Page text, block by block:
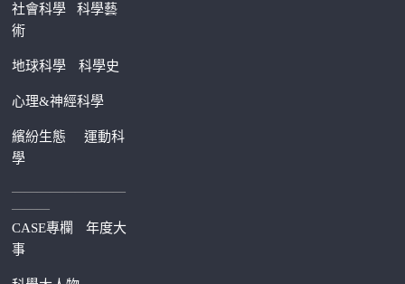
社會科學科學藝
術
地球科學 科學史
心理&神經科學
繽紛生態運動科
學
—————————
———
CASE專欄
年度大
事